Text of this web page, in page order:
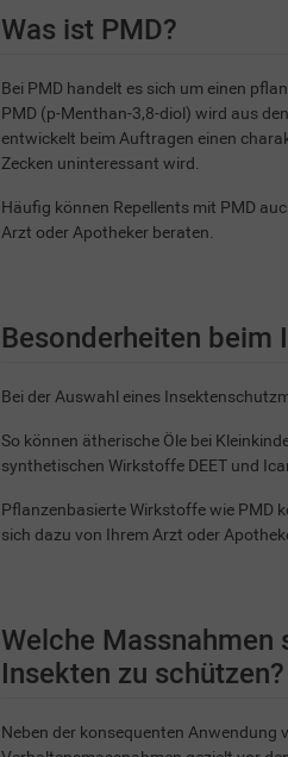
Was ist PMD?
Bei PMD handelt es sich um einen
PMD (p-Menthan-3,8-diol) wird aus
entwickelt beim Auftragen einen
Zecken uninteressant wird.
Häufig können Repellents mit PMD
Arzt oder Apotheker beraten.
Besonderheiten beim
Bei der Auswahl eines
So können ätherische Öle bei
synthetischen Wirkstoffe DEET und
Pflanzenbasierte Wirkstoffe wie PMD
sich dazu von Ihrem Arzt oder
Welche
Insekten zu schützen?
Neben der konsequenten Anwendung